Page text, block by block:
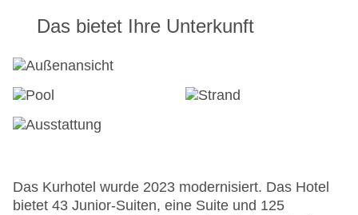
Das bietet Ihre Unterkunft
Das Kurhotel wurde 2023 modernisiert. Das Hotel
bietet 43 Junior-Suiten, eine Suite und 125